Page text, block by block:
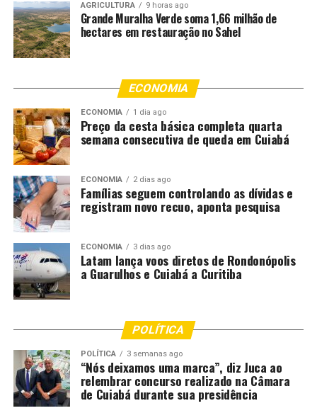
católicos do Centro-Oeste, promovido pela Arquidiocese
de Cuiabá. Caravanas de paróquias da capital e do
interior participaram da abertura, marcada pela Santa
funcionamento de tendas com alimentação e artigos
religiosos, que também movimentam a economia local.
A programação continua neste domingo (16), a partir
das 14h, com a presença de grandes nomes da
Arquidiocese de Cuiabá e também da Igreja no Brasil. A
Renovação Carismática Católica assume a condução das
apresentações e palestras, prometendo ainda mais
momentos de espiritualidade, formação e entusiasmo
missionário para todos os participantes.
Fonte:Prefeitura de Cuiabá – MT
RELATED TOPICS: CARAVANAS CARNAVAL
CUIABA..CBA
DESTAQUE DURANTE ECONOMIA
FÉ
MOVIMENTAM
PARTICIPAÇÃO REGIONAL
UP NEXT
AGRICULTURA 9 horas ago
Grande Muralha Verde soma 1,66 milhão de
hectares em restauração no Sahel
ECONOMIA
ECONOMIA 1 dia ago
Preço da cesta básica completa quarta
semana consecutiva de queda em Cuiabá
ECONOMIA 2 dias ago
Famílias seguem controlando as dívidas e
registram novo recuo, aponta pesquisa
ECONOMIA 3 dias ago
Latam lança voos diretos de Rondonópolis
a Guarulhos e Cuiabá a Curitiba
POLÍTICA
POLÍTICA 3 semanas ago
“Nós deixamos uma marca”, diz Juca ao
relembrar concurso realizado na Câmara
de Cuiabá durante sua presidência